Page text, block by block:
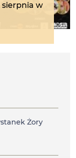
sierpnia w
Żory